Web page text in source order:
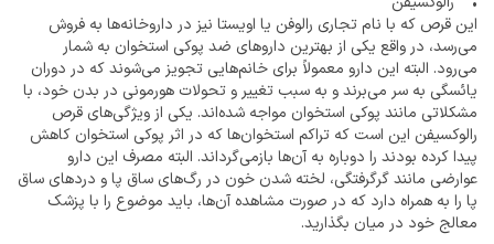
این قرص که با نام تجاری رالوفن یا اویستا نیز در داروخانه‌ها به فروش
می‌رسد، در واقع یکی از بهترین داروهای ضد پوکی استخوان به شمار
می‌رود. البته این دارو معمولاً برای خانم‌هایی تجویز می‌شوند که در دوران
یائسگی به سر می‌برند و به سبب تغییر و تحولات هورمونی در بدن خود، با
مشکلاتی مانند پوکی استخوان مواجه شده‌اند. یکی از ویژگی‌های قرص
رالوکسیفن این است که تراکم استخوان‌ها که در اثر پوکی استخوان کاهش
پیدا کرده بودند را دوباره به آن‌ها بازمی‌گرداند. البته مصرف این دارو
عوارضی مانند گرگرفتگی، لخته شدن خون در رگ‌های ساق پا و دردهای ساق
پا را به همراه دارد که در صورت مشاهده آن‌ها، باید موضوع را با پزشک
معالج خود در میان بگذارید.